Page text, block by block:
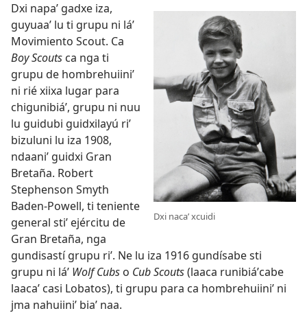
Dxi nacaʼ xcuidi
Dxi napaʼ gadxe iza,
guyuaaʼ lu ti grupu ni láʼ
Movimiento Scout. Ca
Boy Scouts ca nga ti
grupu de hombrehuiiniʼ
ni rié xiixa lugar para
chigunibiáʼ, grupu ni nuu
lu guidubi guidxilayú riʼ
bizuluni lu iza 1908,
ndaaniʼ guidxi Gran
Bretaña. Robert
Stephenson Smyth
Baden-Powell, ti teniente
general stiʼ ejércitu de
Gran Bretaña, nga
gundisastí grupu riʼ. Ne lu iza 1916 gundísabe sti
grupu ni láʼ Wolf Cubs o Cub Scouts(laaca runibiáʼcabe
laacaʼ casi Lobatos), ti grupu para ca hombrehuiiniʼ ni
jma nahuiiniʼ biaʼ naa.